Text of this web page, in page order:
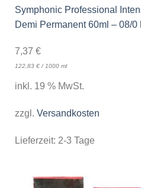
Symphonic Professional
Demi Permanent 60ml – 08/
7,37 €
122,83 €/1000 ml
inkl. 19 % MwSt.
zzgl. Versandkosten
Lieferzeit: 2-3 Tage